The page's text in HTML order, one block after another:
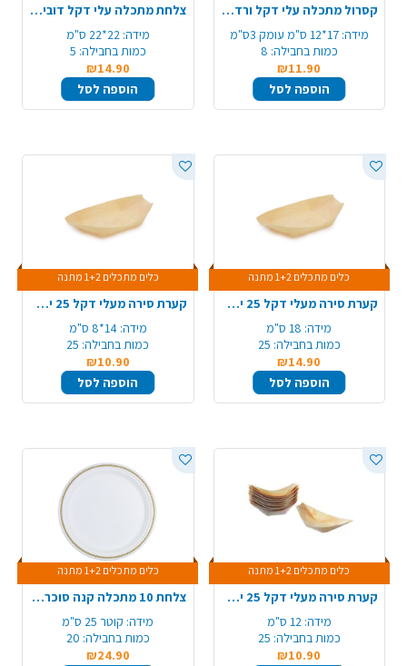
קסרול מתכלה עלי דקל ורד קוטר 8 יח'
מידה: 17*12 ס"מ עומק 3ס"מ
כמות בחבילה: 8
₪11.90
הוספה לסל
צלחת מתכלה עלי דקל דובי 5 יח'
מידה: 22*22 ס"מ
כמות בחבילה: 5
₪14.90
הוספה לסל
כלים מתכלים 1+2 מתנה
קערת סירה מעלי דקל 25 יח' 180 מ"מ - גדול
מידה: 18 ס"מ
כמות בחבילה: 25
₪14.90
הוספה לסל
כלים מתכלים 1+2 מתנה
קערת סירה מעלי דקל 25 יח' 140 מ"מ - בינוני
מידה: 14*8 ס"מ
כמות בחבילה: 25
₪10.90
הוספה לסל
כלים מתכלים 1+2 מתנה
קערת סירה מעלי דקל 25 יח' 125 מ"מ - קטן
מידה: 12 ס"מ
כמות בחבילה: 25
₪10.90
כלים מתכלים 1+2 מתנה
צלחת 10 מתכלה קנה סוכר מודפס 20 יח' - זהב
מידה: קוטר 25 ס"מ
כמות בחבילה: 20
₪24.90